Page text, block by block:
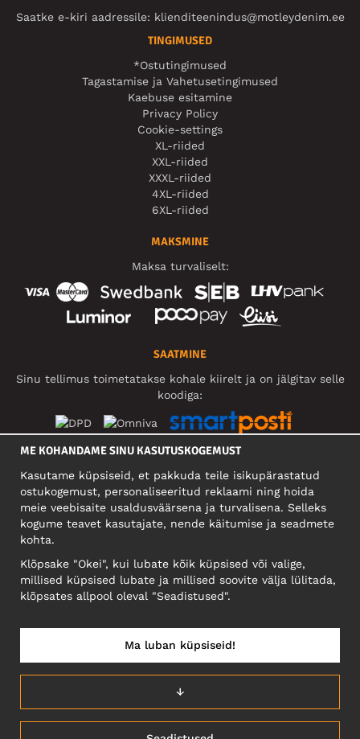
Saatke e-kiri aadressile: klienditeenindus@motleydenim.ee
TINGIMUSED
*Ostutingimused
Tagastamise ja Vahetusetingimused
Kaebuse esitamine
Privacy Policy
Cookie-settings
XL-riided
XXL-riided
XXXL-riided
4XL-riided
6XL-riided
MAKSMINE
Maksa turvaliselt:
SAATMINE
Sinu tellimus toimetatakse kohale kiirelt ja on jälgitav selle
koodiga:
FIRMA
Mäeküla tn 9, EE-13525 Tallinn
Reg: 17449603, KMKR: EE102960721
EESTI/EESTI KEEL
ME KOHANDAME SINU KASUTUSKOGEMUST
Kasutame küpsiseid, et pakkuda teile isikupärastatud
ostukogemust, personaliseeritud reklaami ning hoida
meie veebisaite usaldusväärsena ja turvalisena. Selleks
kogume teavet kasutajate, nende käitumise ja seadmete
kohta.
Klõpsake "Okei", kui lubate kõik küpsised või valige,
millised küpsised lubate ja millised soovite välja lülitada,
klõpsates allpool oleval "Seadistused".
↓
Ma luban küpsiseid!